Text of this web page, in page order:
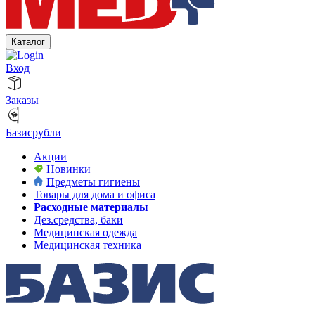
Каталог
Вход
Заказы
Базисрубли
Акции
Новинки
Предметы гигиены
Товары для дома и офиса
Расходные материалы
Дез.средства, баки
Медицинская одежда
Медицинская техника